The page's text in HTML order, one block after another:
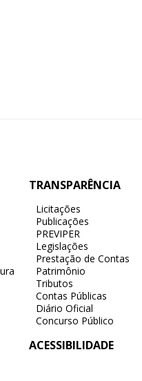
TRANSPARÊNCIA
Licitações
Publicações
PREVIPER
Legislações
Prestação de Contas
Patrimônio
Tributos
Contas Públicas
Diário Oficial
Concurso Público
ACESSIBILIDADE